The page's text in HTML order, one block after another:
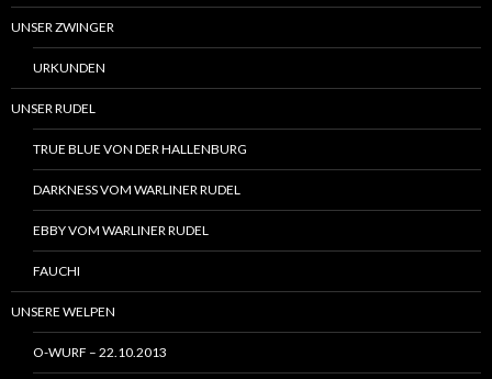
UNSER ZWINGER
URKUNDEN
UNSER RUDEL
TRUE BLUE VON DER HALLENBURG
DARKNESS VOM WARLINER RUDEL
EBBY VOM WARLINER RUDEL
FAUCHI
UNSERE WELPEN
O-WURF – 22.10.2013